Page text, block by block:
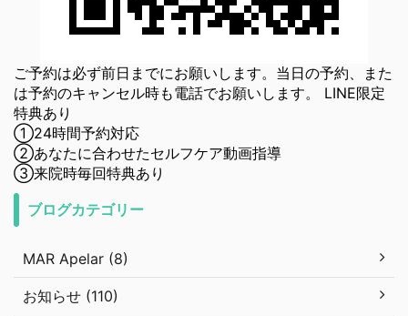
ご予約は必ず前日までにお願いします。当日の予約、また
は予約のキャンセル時も電話でお願いします。 LINE限定
特典あり
①24時間予約対応
②あなたに合わせたセルフケア動画指導
③来院時毎回特典あり
ブログカテゴリー
MAR Apelar (8)
お知らせ (110)